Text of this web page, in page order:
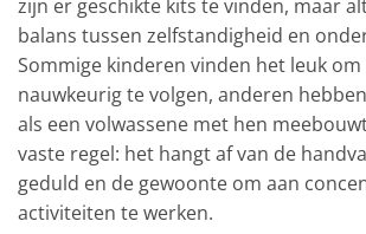
zijn er geschikte kits te vinden, maar
balans tussen zelfstandigheid en
Sommige kinderen vinden het leuk
nauwkeurig te volgen, anderen
als een volwassene met hen
vaste regel: het hangt af van de
geduld en de gewoonte om aan
activiteiten te werken.